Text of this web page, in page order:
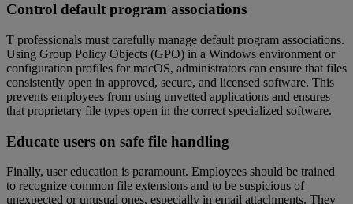
Control default program associations
T professionals must carefully manage default program associations.
Using Group Policy Objects (GPO) in a Windows environment or
configuration profiles for macOS, administrators can ensure that files
consistently open in approved, secure, and licensed software. This
prevents employees from using unvetted applications and ensures
that proprietary file types open in the correct specialized software.
Educate users on safe file handling
Finally, user education is paramount. Employees should be trained
to recognize common file extensions and to be suspicious of
unexpected or unusual ones, especially in email attachments. They